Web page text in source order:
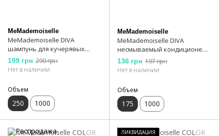
MeMademoiselle
MeMademoiselle DIVA
шампунь для кучерявых
волос 250 мл
199 грн 290 грн
Нет в наличии
Объем
250 1000
MeMademoiselle
MeMademoiselle DIVA
несмываемый кондиционер
для кучерявых волос 175 мл
136 грн 197 грн
Нет в наличии
Объем
175 1000
ЛИКВИДАЦИЯ